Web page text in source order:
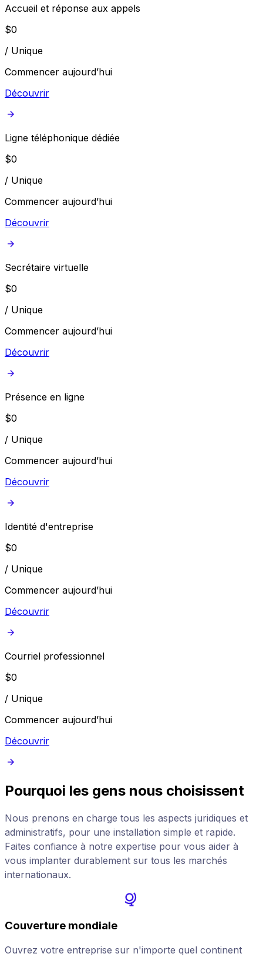
Accueil et réponse aux appels
$0
/ Unique
Commencer aujourd’hui
Découvrir
Ligne téléphonique dédiée
$0
/ Unique
Commencer aujourd’hui
Découvrir
Secrétaire virtuelle
$0
/ Unique
Commencer aujourd’hui
Découvrir
Présence en ligne
$0
/ Unique
Commencer aujourd’hui
Découvrir
Identité d'entreprise
$0
/ Unique
Commencer aujourd’hui
Découvrir
Courriel professionnel
$0
/ Unique
Commencer aujourd’hui
Découvrir
Pourquoi les gens nous choisissent
Nous prenons en charge tous les aspects juridiques et
administratifs, pour une installation simple et rapide.
Faites confiance à notre expertise pour vous aider à
vous implanter durablement sur tous les marchés
internationaux.
Couverture mondiale
Ouvrez votre entreprise sur n'importe quel continent